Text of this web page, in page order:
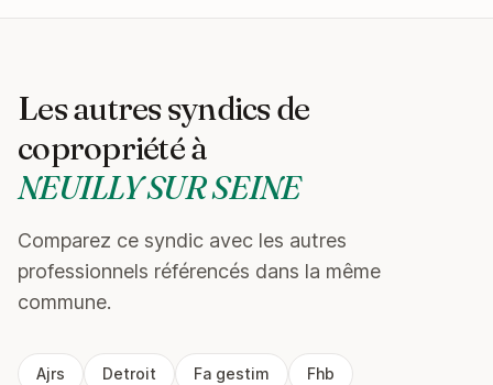
Les autres syndics de
copropriété à
NEUILLY SUR SEINE
Comparez ce syndic avec les autres
professionnels référencés dans la même
commune.
Ajrs Detroit Fa gestim Fhb